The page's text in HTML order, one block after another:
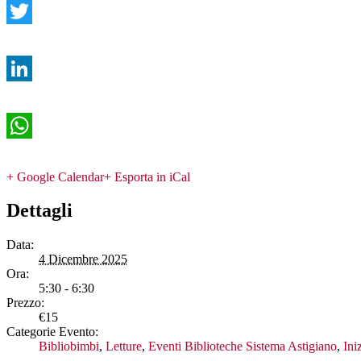
+ Google Calendar+ Esporta in iCal
Dettagli
Data:
4 Dicembre 2025
Ora:
5:30 - 6:30
Prezzo:
€15
Categorie Evento:
Bibliobimbi, Letture, Eventi Biblioteche Sistema Astigiano,